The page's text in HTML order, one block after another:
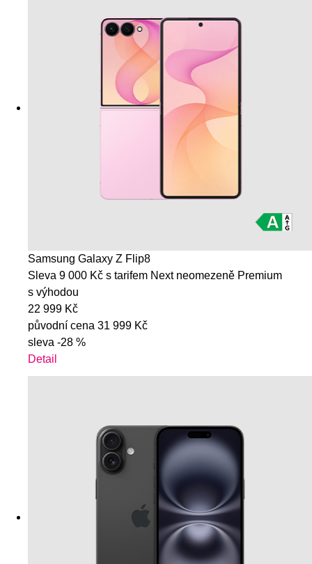
Samsung Galaxy Z Flip8
Sleva 9 000 Kč s tarifem Next neomezeně Premium
s výhodou
22 999 Kč
původní cena 31 999 Kč
sleva -28 %
Detail